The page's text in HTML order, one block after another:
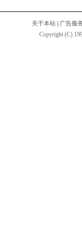
关于本站
广告服
Copyright (C)